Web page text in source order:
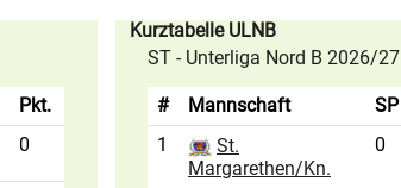
Pkt.
0
Kurztabelle ULNB
ST - Unterliga Nord B 2026/27
# Mannschaft SP
1
St.
Margarethen/Kn.
0